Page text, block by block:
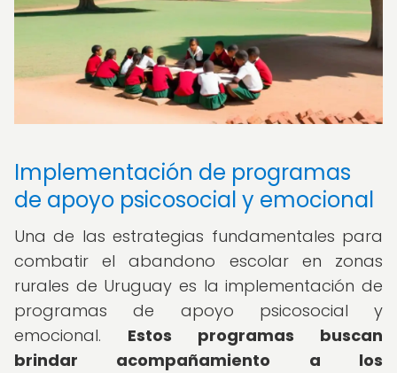
Implementación de programas
de apoyo psicosocial y emocional
Una de las estrategias fundamentales para
combatir el abandono escolar en zonas
rurales de Uruguay es la implementación de
programas de apoyo psicosocial y
emocional. Estos programas buscan
brindar acompañamiento a los